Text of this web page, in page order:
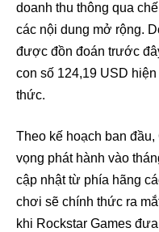
doanh thu thông qua
các nội dung mở rộng.
được đồn đoán trước
con số 124,19 USD
thức.
Theo kế hoạch ban
vọng phát hành vào
cập nhật từ phía hãng
chơi sẽ chính thức ra
khi Rockstar Games